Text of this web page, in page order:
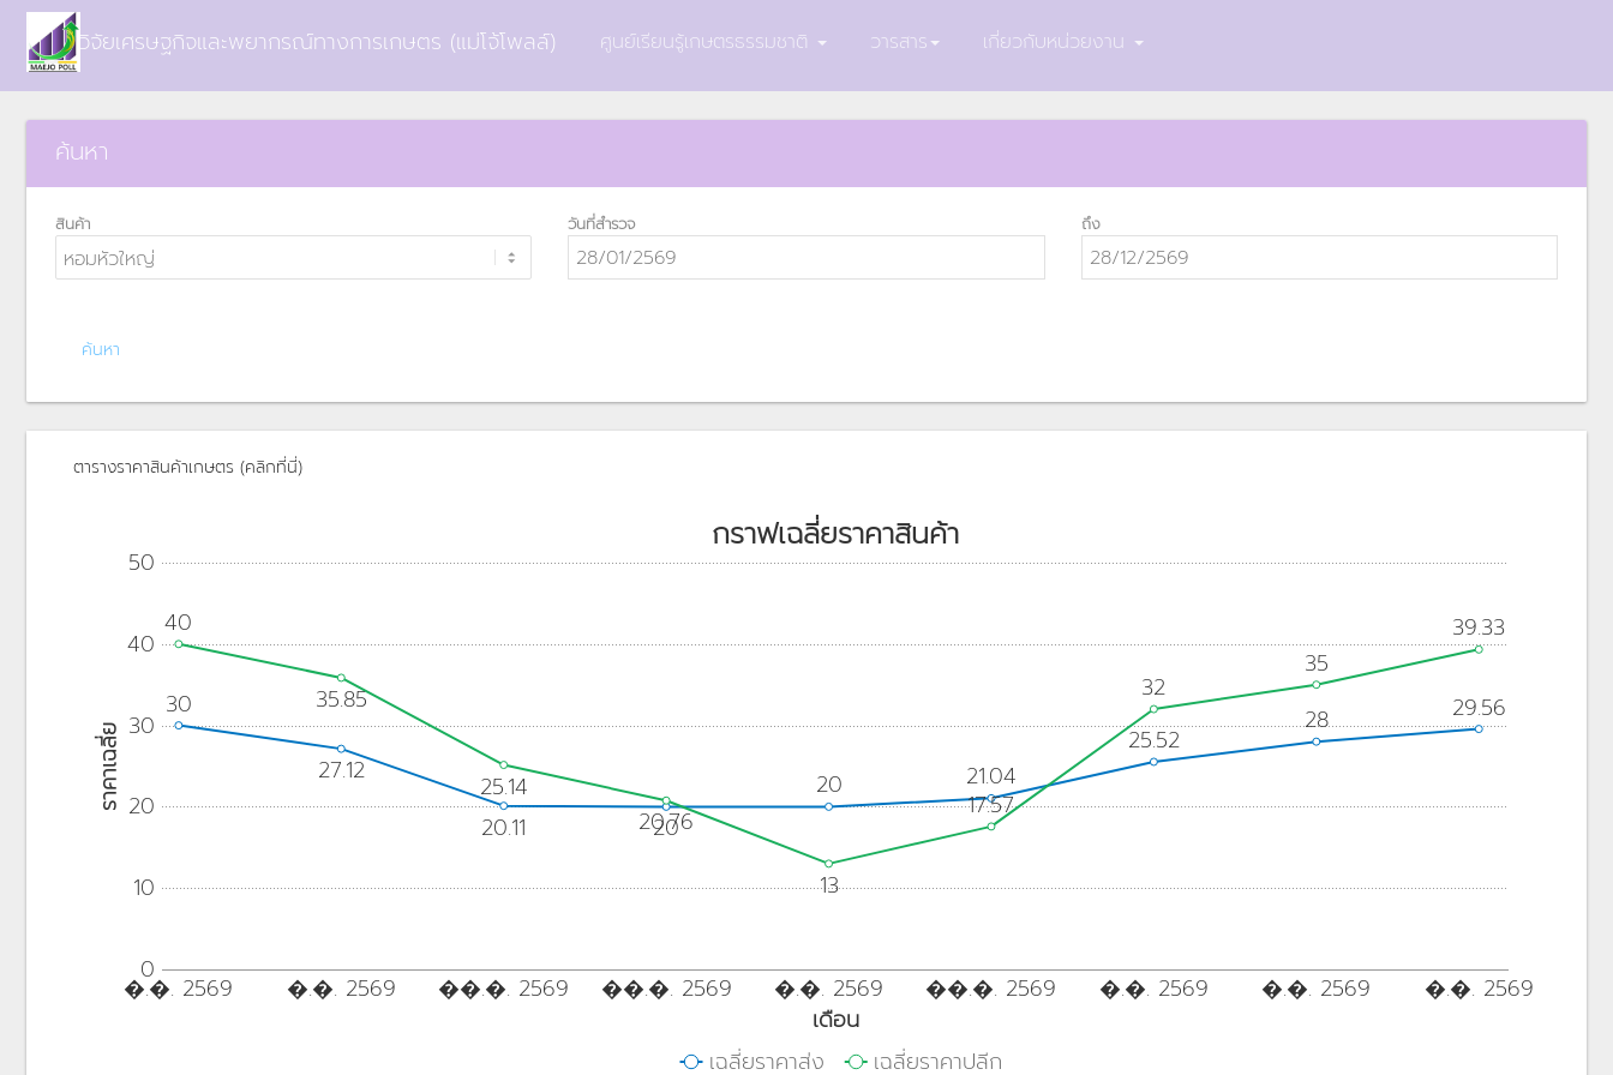
ศูนย์วิจัยเศรษฐกิจและพยากรณ์ทางการเกษตร (แม่โจ้โพลล์) ศูนย์เรียนรู้เกษตรธรรมชาติ วารสาร เกี่ยวกับหน่วยงาน
ค้นหา
สินค้า วันที่สำรวจ ถึง
ตารางราคาสินค้าเกษตร (คลิกที่นี่)
�.�. 2569 �.�. 2569 ��.�. 2569 ��.�. 2569 �.�. 2569 ��.�. 2569 �.�. 2569 �.�. 2569 �.�. 2569
0
10
20
30
40
50
ราคาเฉลี่ย
เดือน
30
27.12
20.11
20
20 21.04
25.52
28 29.56
40
35.85
25.14
20.76
13
17.57
32
35
39.33
เฉลี่ยราคาส่ง เฉลี่ยราคาปลีก
กราฟเฉลี่ยราคาสินค้า